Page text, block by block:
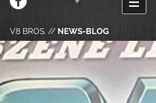
V8 BROS. // NEWS-BLOG